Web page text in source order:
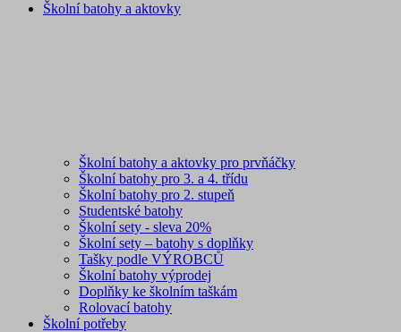
Školní batohy a aktovky
Školní batohy a aktovky pro prvňáčky
Školní batohy pro 3. a 4. třídu
Školní batohy pro 2. stupeň
Studentské batohy
Školní sety - sleva 20%
Školní sety – batohy s doplňky
Tašky podle VÝROBCŮ
Školní batohy výprodej
Doplňky ke školním taškám
Rolovací batohy
Školní potřeby